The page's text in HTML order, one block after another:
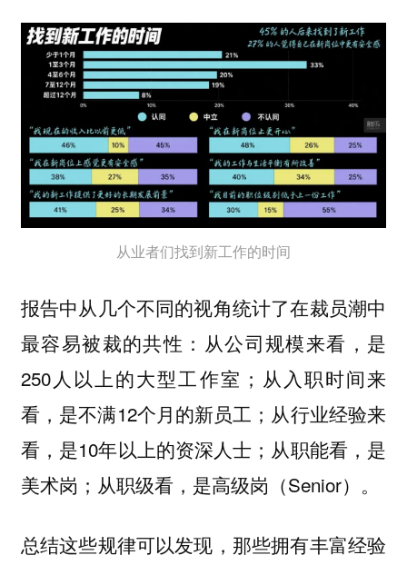
从业者们找到新工作的时间
报告中从几个不同的视角统计了在裁员潮中
最容易被裁的共性：从公司规模来看，是
250人以上的大型工作室；从入职时间来
看，是不满12个月的新员工；从行业经验来
看，是10年以上的资深人士；从职能看，是
美术岗；从职级看，是高级岗（Senior）。
总结这些规律可以发现，那些拥有丰富经验